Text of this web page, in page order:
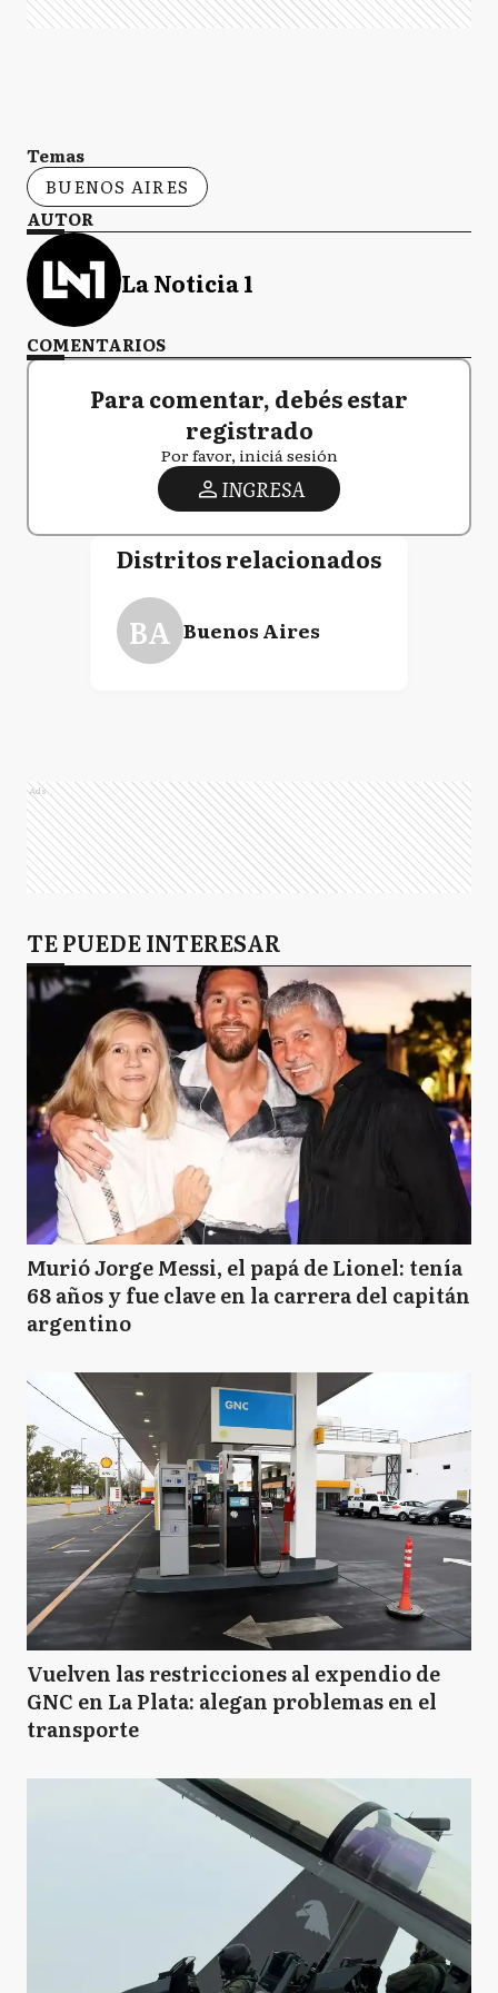
Temas
BUENOS AIRES
AUTOR
La Noticia 1
COMENTARIOS
Para comentar, debés estar
registrado
Por favor, iniciá sesión
INGRESA
Distritos relacionados
BA Buenos Aires
Ads
TE PUEDE INTERESAR
Murió Jorge Messi, el papá de Lionel: tenía
68 años y fue clave en la carrera del capitán
argentino
Vuelven las restricciones al expendio de
GNC en La Plata: alegan problemas en el
transporte